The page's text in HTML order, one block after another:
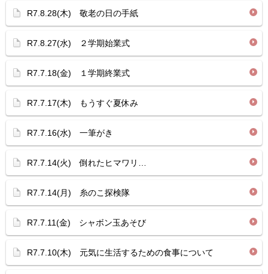
R7.8.28(木) 敬老の日の手紙
R7.8.27(水) ２学期始業式
R7.7.18(金) １学期終業式
R7.7.17(木) もうすぐ夏休み
R7.7.16(水) 一筆がき
R7.7.14(火) 倒れたヒマワリ…
R7.7.14(月) 糸のこ探検隊
R7.7.11(金) シャボン玉あそび
R7.7.10(木) 元気に生活するための食事について